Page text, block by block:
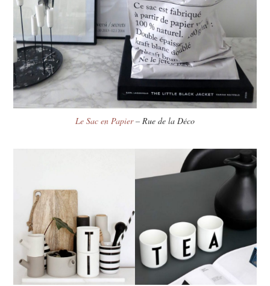
Le Sac en Papier– Rue de la Déco